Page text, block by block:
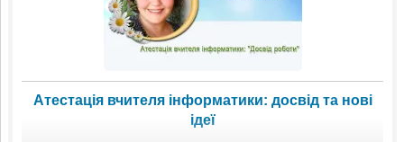
Атестація вчителя інформатики: досвід та нові
ідеї